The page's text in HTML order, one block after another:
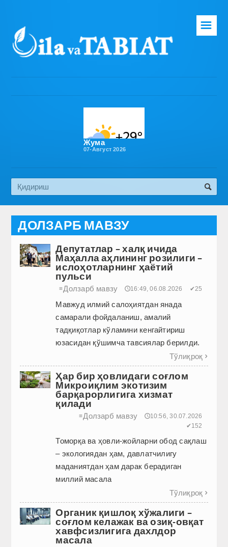
Бош саҳифа
Эко медиа
☰
Жума
07-Август 2026
ДОЛЗАРБ МАВЗУ
Депутатлар – халқ ичида
Маҳалла аҳлининг розилиги –
ислоҳотларнинг ҳаётий
пульси
≡Долзарб мавзу 🕔16:49, 06.08.2026 ✔25
Мавжуд илмий салоҳиятдан янада
самарали фойдаланиш, амалий
тадқиқотлар кўламини кенгайтириш
юзасидан қўшимча тавсиялар берилди.
Тўлиқроқ 
Ҳар бир ҳовлидаги соғлом
Микроиқлим экотизим
барқарорлигига хизмат
қилади
≡Долзарб мавзу
🕔10:56, 30.07.2026
✔152
Томорқа ва ҳовли-жойларни обод сақлаш
– экологиядан ҳам, давлатчилигу
маданиятдан ҳам дарак берадиган
миллий масала
Тўлиқроқ 
Органик қишлоқ хўжалиги –
соғлом келажак ва озиқ-овқат
хавфсизлигига дахлдор
масала